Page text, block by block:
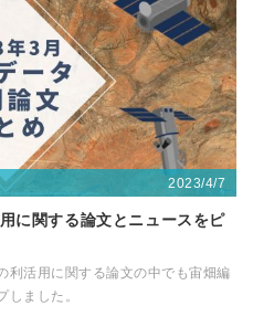
2023/4/7
に関する論文とニュースをピ
利活用に関する論文の中でも宙畑編
ました。